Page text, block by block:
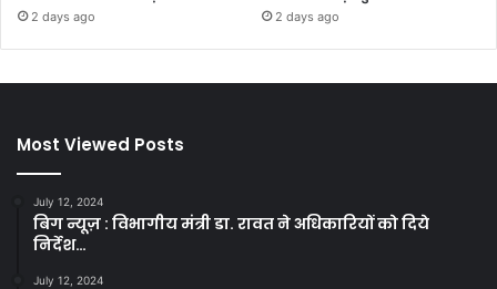
2 days ago 2 days ago
Most Viewed Posts
July 12, 2024
बिग न्यूज़ : विभागीय मंत्री डा. रावत ने अधिकारियों को दिये
निर्देश…
July 12, 2024